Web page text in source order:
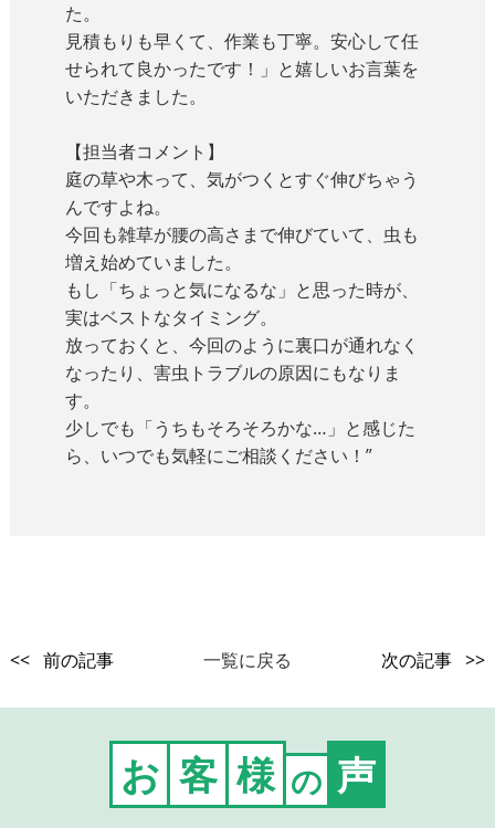
た。
見積もりも早くて、作業も丁寧。安心して任
せられて良かったです！」と嬉しいお言葉を
いただきました。
【担当者コメント】
庭の草や木って、気がつくとすぐ伸びちゃう
んですよね。
今回も雑草が腰の高さまで伸びていて、虫も
増え始めていました。
もし「ちょっと気になるな」と思った時が、
実はベストなタイミング。
放っておくと、今回のように裏口が通れなく
なったり、害虫トラブルの原因にもなりま
す。
少しでも「うちもそろそろかな…」と感じた
ら、いつでも気軽にご相談ください！”
<< 前の記事 一覧に戻る 次の記事 >>
お 客 様 の 声